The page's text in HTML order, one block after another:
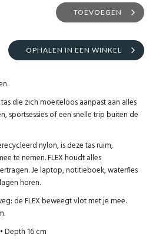
TOEVOEGEN
OPHALEN IN EEN WINKEL
die zich moeiteloos aanpast aan alles
sportsessies of een snelle trip buiten de
nylon, is deze tas ruim,
te nemen. FLEX houdt alles
Je laptop, notitieboek, waterfles
horen.
de FLEX beweegt vlot met je mee.
Depth 16 cm